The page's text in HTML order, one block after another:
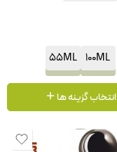
100ML
55ML
انتخاب گزینه ها